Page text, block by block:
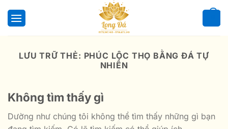
qua
LƯU TRỮ THẺ: PHÚC LỘC THỌ BẰNG ĐÁ TỰ
NHIÊN
Không tìm thấy gì
Dường như chúng tôi không thể tìm thấy những gì bạn